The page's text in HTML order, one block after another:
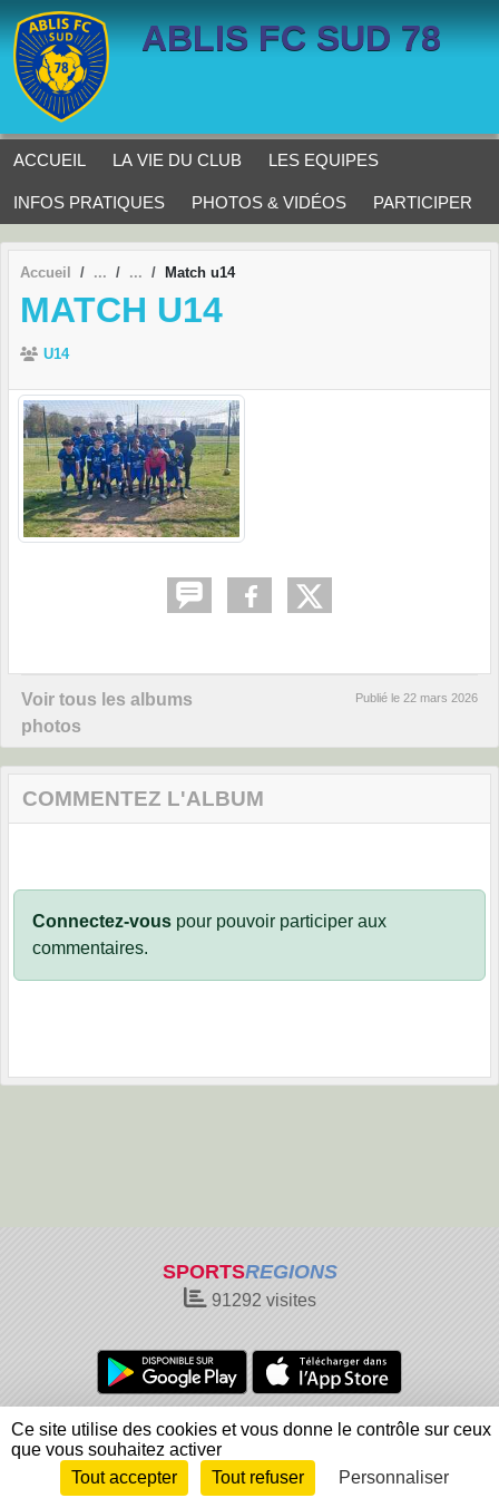
ABLIS FC SUD 78
ACCUEIL LA VIE DU CLUB LES EQUIPES
INFOS PRATIQUES PHOTOS & VIDÉOS PARTICIPER
Accueil Match u14
MATCH U14
U14
Voir tous les albums
photos
Publié le 22 mars 2026
COMMENTEZ L'ALBUM
Connectez-vous pour pouvoir participer aux
commentaires.
SPORTSREGIONS
91292 visites
Charte cookies
Gestion des cookies
Informations légales
Signaler un contenu inapproprié
Envie de participer ?
Connexion
Panneau de gestion des cookies
Ce site utilise des cookies et vous donne le contrôle sur ceux
que vous souhaitez activer
Tout accepter
Tout refuser Personnaliser